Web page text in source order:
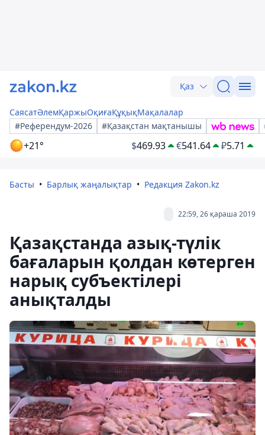
Қаз
СаясатӘлемҚаржыОқиғаҚұқықМақалалар
#Референдум-2026
#Қазақстан мақтанышы
+21° $469.93 €541.64 ₽5.71
Басты Барлық жаңалықтар Редакция Zakon.kz
22:59, 26 қараша 2019
Қазақстанда азық-түлік
бағаларын қолдан көтерген
нарық субъектілері
анықталды